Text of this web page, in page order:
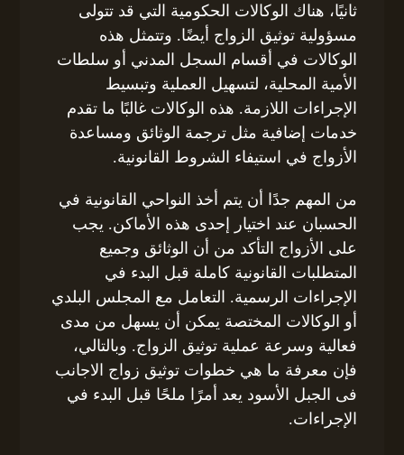
ثانيًا، هناك الوكالات الحكومية التي قد تتولى
مسؤولية توثيق الزواج أيضًا. وتتمثل هذه
الوكالات في أقسام السجل المدني أو سلطات
الأمية المحلية، لتسهيل العملية وتبسيط
الإجراءات اللازمة. هذه الوكالات غالبًا ما تقدم
خدمات إضافية مثل ترجمة الوثائق ومساعدة
الأزواج في استيفاء الشروط القانونية.
من المهم جدًا أن يتم أخذ النواحي القانونية في
الحسبان عند اختيار إحدى هذه الأماكن. يجب
على الأزواج التأكد من أن الوثائق وجميع
المتطلبات القانونية كاملة قبل البدء في
الإجراءات الرسمية. التعامل مع المجلس البلدي
أو الوكالات المختصة يمكن أن يسهل من مدى
فعالية وسرعة عملية توثيق الزواج. وبالتالي،
فإن معرفة ما هي خطوات توثيق زواج الاجانب
فى الجبل الأسود يعد أمرًا ملحًا قبل البدء في
الإجراءات.